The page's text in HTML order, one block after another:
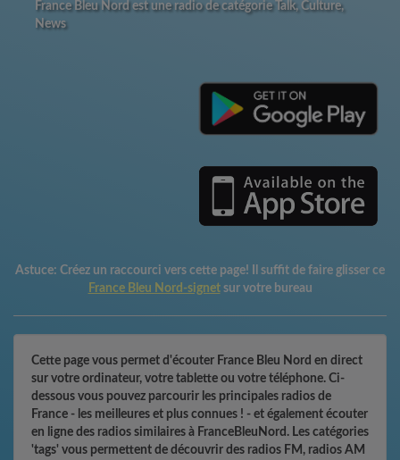
France Bleu Nord est une radio de catégorie Talk, Culture,
News
Astuce: Créez un raccourci vers cette page! Il suffit de faire glisser ce
France Bleu Nord-signet sur votre bureau
Cette page vous permet d'écouter France Bleu Nord en direct
sur votre ordinateur, votre tablette ou votre téléphone. Ci-
dessous vous pouvez parcourir les principales radios de
France - les meilleures et plus connues ! - et également écouter
en ligne des radios similaires à FranceBleuNord. Les catégories
'tags' vous permettent de découvrir des radios FM, radios AM